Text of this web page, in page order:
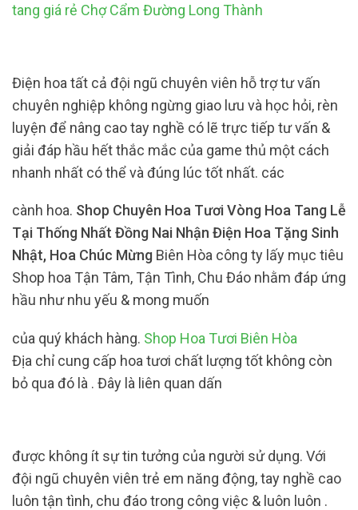
tang giá rẻ Chợ Cẩm Đường Long Thành
Điện hoa tất cả đội ngũ chuyên viên hỗ trợ tư vấn
chuyên nghiệp không ngừng giao lưu và học hỏi, rèn
luyện để nâng cao tay nghề có lẽ trực tiếp tư vấn &
giải đáp hầu hết thắc mắc của game thủ một cách
nhanh nhất có thể và đúng lúc tốt nhất. các
cành hoa. Shop Chuyên Hoa Tươi Vòng Hoa Tang Lễ
Tại Thống Nhất Đồng Nai Nhận Điện Hoa Tặng Sinh
Nhật, Hoa Chúc Mừng Biên Hòa công ty lấy mục tiêu
Shop hoa Tận Tâm, Tận Tình, Chu Đáo nhằm đáp ứng
hầu như nhu yếu & mong muốn
của quý khách hàng. Shop Hoa Tươi Biên Hòa
Địa chỉ cung cấp hoa tươi chất lượng tốt không còn
bỏ qua đó là . Đây là liên quan dấn
được không ít sự tin tưởng của người sử dụng. Với
đội ngũ chuyên viên trẻ em năng động, tay nghề cao
luôn tận tình, chu đáo trong công việc & luôn luôn .